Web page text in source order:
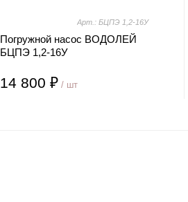
Арт.: БЦПЭ 1,2-16У
Погружной насос ВОДОЛЕЙ
БЦПЭ 1,2-16У
14 800 ₽/ шт